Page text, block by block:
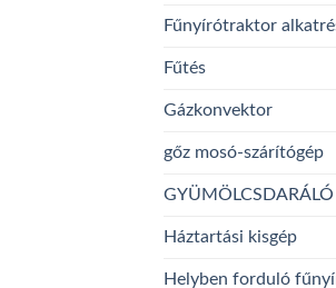
Fűnyírótraktor
Fűtés
Gázkonvektor
gőz mosó-szárítógép
GYÜMÖLCSDARÁLÓ
Háztartási kisgép
Helyben forduló